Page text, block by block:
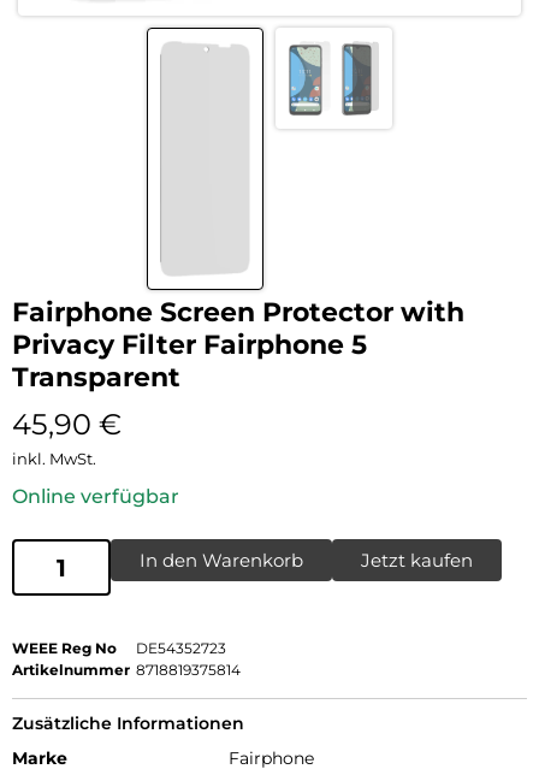
Fairphone Screen Protector with
Privacy Filter Fairphone 5
Transparent
45,90 €
inkl. MwSt.
Online verfügbar
In den Warenkorb Jetzt kaufen
WEEE Reg No
DE54352723
Artikelnummer 8718819375814
Zusätzliche Informationen
Marke
Fairphone